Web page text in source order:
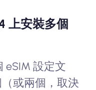
上安裝多個
eSIM 設定文
或兩個，取決